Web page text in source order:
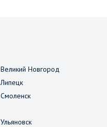
Великий Новгород
Липецк
Смоленск
Ульяновск